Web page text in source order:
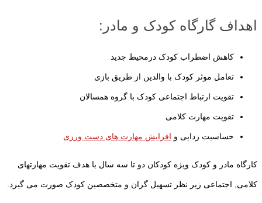
اهداف گارگاه کودک و مادر:
کاهش اضطراب کودک درمحیط جدید
تعامل موثر کودک با والدین از طریق بازی
تقویت ارتباط اجتماعی کودک با گروه همسالان
تقویت مهارت کلامی
حساسیت زدایی و افزایش مهارت های دست ورزی
کارگاه مادر و کودک ویژه کودکان دو تا سه سال با هدف تقویت مهارتهای
کلامی, اجتماعی زیر نظر تسهیل گران و متخصصین کودک صورت می گیرد.